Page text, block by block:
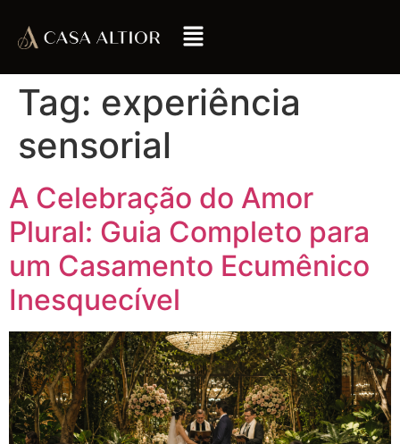
Tag: experiência
sensorial
A Celebração do Amor
Plural: Guia Completo para
um Casamento Ecumênico
Inesquecível